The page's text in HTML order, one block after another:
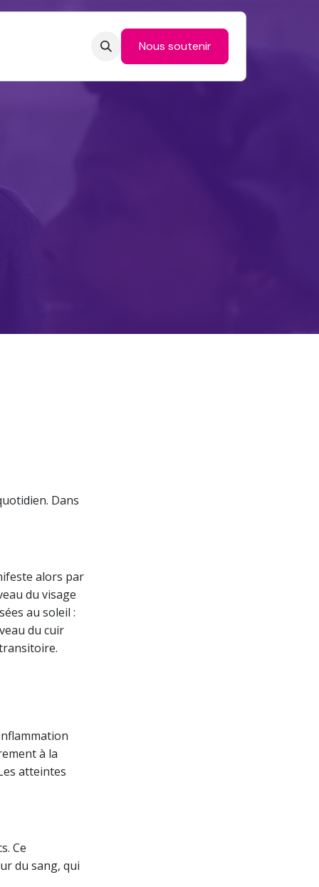
Nous soutenir
Dans
alors par
du visage
au soleil :
du cuir
à la
atteintes
Ce
du sang, qui